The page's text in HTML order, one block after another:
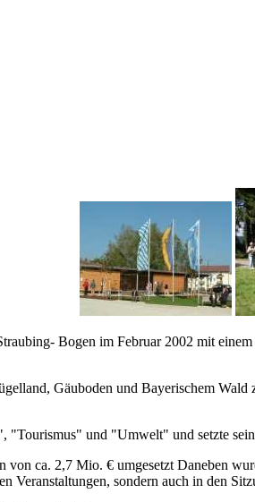
Bogen im Februar 2002 mit
Gäuboden und Bayerischem
und "Umwelt" und setzte
ca. 2,7 Mio. € umgesetzt Daneben
Veranstaltungen, sondern auch in den